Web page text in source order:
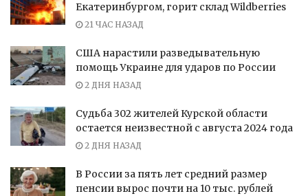
Екатеринбургом, горит склад Wildberries
21 ЧАС НАЗАД
США нарастили разведывательную
помощь Украине для ударов по России
2 ДНЯ НАЗАД
Судьба 302 жителей Курской области
остается неизвестной с августа 2024 года
2 ДНЯ НАЗАД
В России за пять лет средний размер
пенсии вырос почти на 10 тыс. рублей